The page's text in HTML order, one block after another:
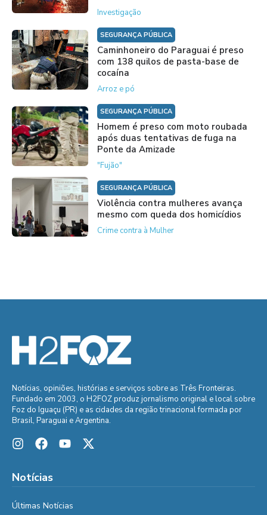
Investigação
SEGURANÇA PÚBLICA
Caminhoneiro do Paraguai é preso
com 138 quilos de pasta-base de
cocaína
Arroz e pó
SEGURANÇA PÚBLICA
Homem é preso com moto roubada
após duas tentativas de fuga na
Ponte da Amizade
"Fujão"
SEGURANÇA PÚBLICA
Violência contra mulheres avança
mesmo com queda dos homicídios
Crime contra à Mulher
Notícias, opiniões, histórias e serviços sobre as Três Fronteiras.
Fundado em 2003, o H2FOZ produz jornalismo original e local sobre
Foz do Iguaçu (PR) e as cidades da região trinacional formada por
Brasil, Paraguai e Argentina.
Notícias
Últimas Notícias